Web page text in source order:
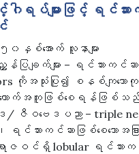
ါရပ်များဖြင့် ရင်သ
နှစ်အောက် လူနာများ
ြချက်များ – ရင်သားကင်ဆ
ကိုအသုံးပြု၍ စနစ်ကျသောကု
ောက်အကူဖြစ်စေရန်ဖြစ်သ
ေဒ/ ဇီဝဗေဒပညာ – triple
သားကင်ဆာဖြစ်စေသောအခြားသော
ာဇဝင်ရှိ lobular ရင်သားက